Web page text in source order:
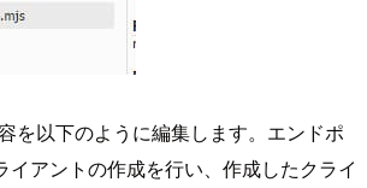
を以下のように編集します。エンドポ
イアントの作成を行い、作成したクライ